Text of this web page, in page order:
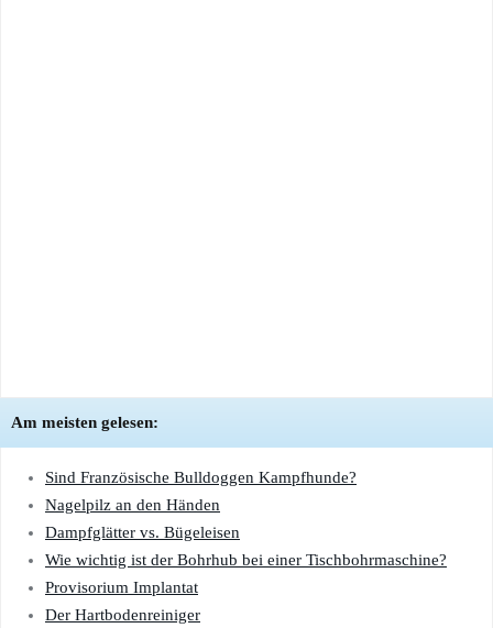
Am meisten gelesen:
Sind Französische Bulldoggen Kampfhunde?
Nagelpilz an den Händen
Dampfglätter vs. Bügeleisen
Wie wichtig ist der Bohrhub bei einer Tischbohrmaschine?
Provisorium Implantat
Der Hartbodenreiniger